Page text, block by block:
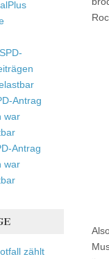
SPD-
Antrag
war
Antrag
war
zählt